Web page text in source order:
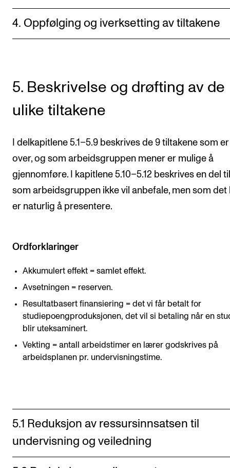
4. Oppfølging og iverksetting av tiltakene
5. Beskrivelse og drøfting av de
ulike tiltakene
I delkapitlene 5.1–5.9 beskrives de 9 tiltakene som
over, og som arbeidsgruppen mener er mulige å
gjennomføre. I kapitlene 5.10–5.12 beskrives en del
som arbeidsgruppen ikke vil anbefale, men som det
er naturlig å presentere.
Ordforklaringer
Akkumulert effekt = samlet effekt.
Avsetningen = reserven.
Resultatbasert finansiering = det vi får betalt for
studiepoengproduksjonen, det vil si betaling når en
blir uteksaminert.
Vekting = antall arbeidstimer en lærer godskrives på
arbeidsplanen pr. undervisningstime.
5.1 Reduksjon av ressursinnsatsen til
undervisning og veiledning